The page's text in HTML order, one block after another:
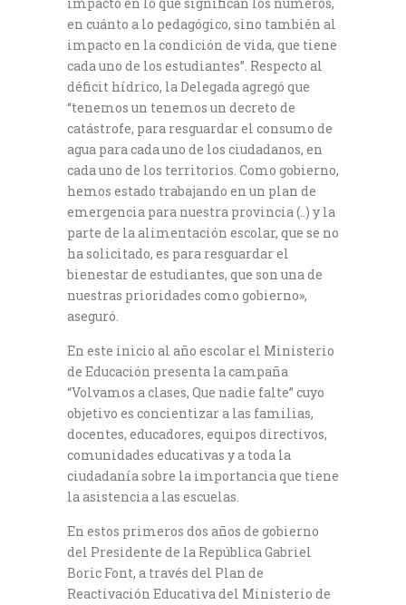
en cuánto a lo pedagógico, sino también al
impacto en la condición de vida, que tiene
cada uno de los estudiantes”. Respecto al
déficit hídrico, la Delegada agregó que
“tenemos un tenemos un decreto de
catástrofe, para resguardar el consumo de
agua para cada uno de los ciudadanos, en
cada uno de los territorios. Como gobierno,
hemos estado trabajando en un plan de
emergencia para nuestra provincia (..) y la
parte de la alimentación escolar, que se no
ha solicitado, es para resguardar el
bienestar de estudiantes, que son una de
nuestras prioridades como gobierno»,
aseguró.
En este inicio al año escolar el Ministerio
de Educación presenta la campaña
“Volvamos a clases, Que nadie falte” cuyo
objetivo es concientizar a las familias,
docentes, educadores, equipos directivos,
comunidades educativas y a toda la
ciudadanía sobre la importancia que tiene
la asistencia a las escuelas.
En estos primeros dos años de gobierno
del Presidente de la República Gabriel
Boric Font, a través del Plan de
Reactivación Educativa del Ministerio de